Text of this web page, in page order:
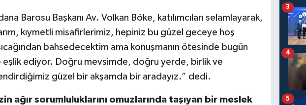
Barosu Başkanı Av. Volkan Böke, katılımcıları selamlayarak,
kıymetli misafirlerimiz, hepiniz bu güzel geceye hoş
bahsedecektim ama konuşmanın ötesinde bugün
eşlik ediyor. Doğru mevsimde, doğru yerde, birlik ve
güzel bir akşamda bir aradayız.” dedi.
ağır sorumluluklarını omuzlarında taşıyan bir meslek
3
4
5